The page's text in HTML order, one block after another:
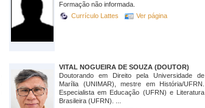
Formação não informada.
Currículo Lattes
Ver página
VITAL NOGUEIRA DE SOUZA (DOUTOR)
Doutorando em Direito pela Universidade de
Marília (UNIMAR), mestre em História/UFRN.
Especialista em Educação (UFRN) e Literatura
Brasileira (UFRN). ...